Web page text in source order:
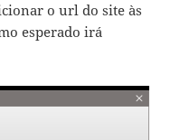
o url do site às
esperado irá